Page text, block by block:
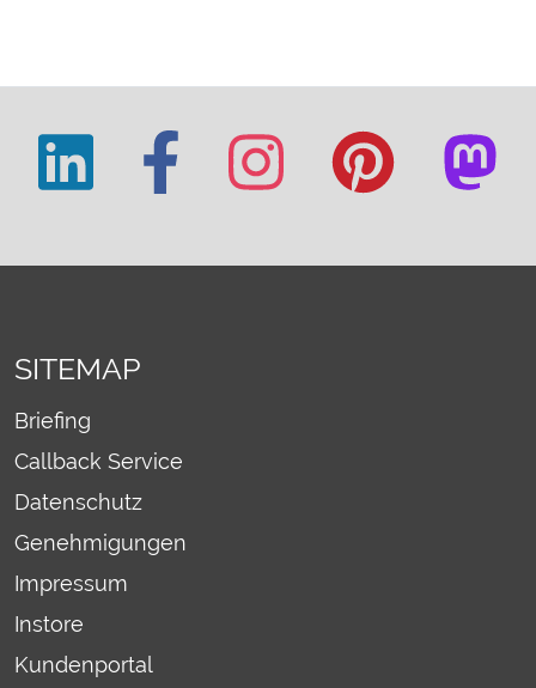
SITEMAP
Briefing
Callback Service
Datenschutz
Genehmigungen
Impressum
Instore
Kundenportal